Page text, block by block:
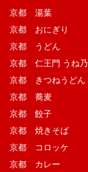
京都 湯葉
京都 おにぎり
京都 うどん
京都 仁王門 うね乃
京都 きつねうどん
京都 蕎麦
京都 餃子
京都 焼きそば
京都 コロッケ
京都 カレー